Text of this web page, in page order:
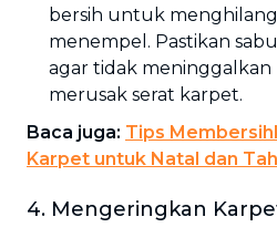
bersih untuk
menempel. Pastikan
agar tidak meninggalkan
merusak serat karpet.
Baca juga: Tips
Karpet untuk Natal dan
4. Mengeringkan